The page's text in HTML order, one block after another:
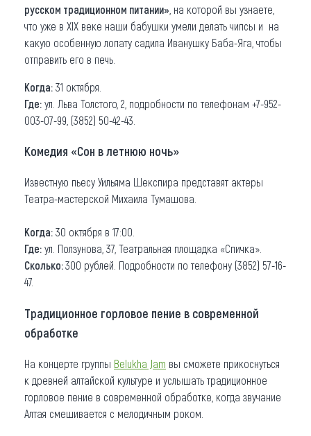
русском традиционном питании» , на которой вы узнаете,
что уже в XIX веке наши бабушки умели делать чипсы и на
какую особенную лопату садила Иванушку Баба-Яга, чтобы
отправить его в печь.
Когда: 31 октября.
Где: ул. Льва Толстого, 2, подробности по телефонам +7-952-
003-07-99, (3852) 50-42-43.
Комедия «Сон в летнюю ночь»
Известную пьесу Уильяма Шекспира представят актеры
Театра-мастерской Михаила Тумашова.
Когда: 30 октября в 17:00.
Где: ул. Ползунова, 37, Театральная площадка «Спичка».
Сколько:300 рублей. Подробности по телефону (3852) 57-16-
47.
Традиционное горловое пение в современной
обработке
На концерте группы Belukha Jam вы сможете прикоснуться
к древней алтайской культуре и услышать традиционное
горловое пение в современной обработке, когда звучание
Алтая смешивается с мелодичным роком.